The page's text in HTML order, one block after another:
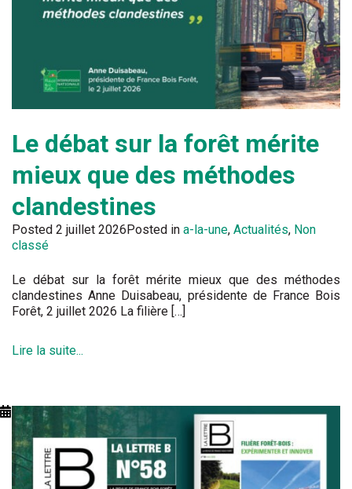
Le débat sur la forêt mérite
mieux que des méthodes
clandestines
Posted 2 juillet 2026Posted in a-la-une, Actualités, Non
classé
Le débat sur la forêt mérite mieux que des méthodes
clandestines Anne Duisabeau, présidente de France Bois
Forêt, 2 juillet 2026 La filière […]
Lire la suite...